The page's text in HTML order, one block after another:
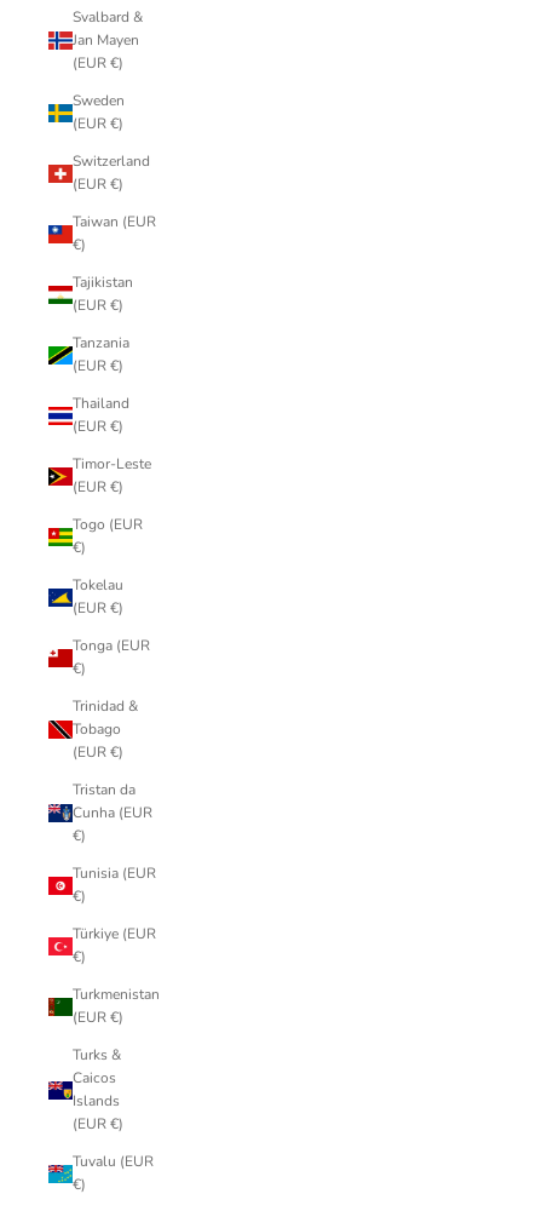
Svalbard &
Jan Mayen
(EUR €)
Sweden
(EUR €)
Switzerland
(EUR €)
Taiwan (EUR
€)
Tajikistan
(EUR €)
Tanzania
(EUR €)
Thailand
(EUR €)
Timor-Leste
(EUR €)
Togo (EUR
€)
Tokelau
(EUR €)
Tonga (EUR
€)
Trinidad &
Tobago
(EUR €)
Tristan da
Cunha (EUR
€)
Tunisia (EUR
€)
Türkiye (EUR
€)
Turkmenistan
(EUR €)
Turks &
Caicos
Islands
(EUR €)
Tuvalu (EUR
€)